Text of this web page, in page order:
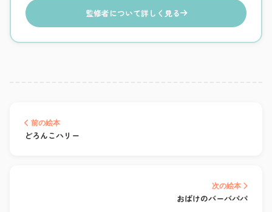
監修者について詳しく見る
前の絵本
どろんこハリー
次の絵本
おばけのバーバパパ